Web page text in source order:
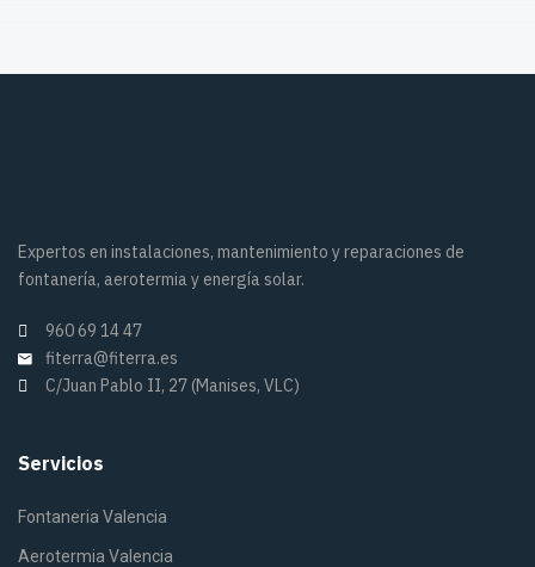
Expertos en instalaciones, mantenimiento y reparaciones de
fontanería, aerotermia y energía solar.
960 69 14 47
fiterra@fiterra.es
C/Juan Pablo II, 27 (Manises, VLC)
Servicios
Fontaneria Valencia
Aerotermia Valencia